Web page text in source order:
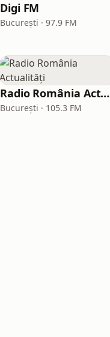
Digi FM
București · 97.9 FM
Radio România Actualități
București · 105.3 FM